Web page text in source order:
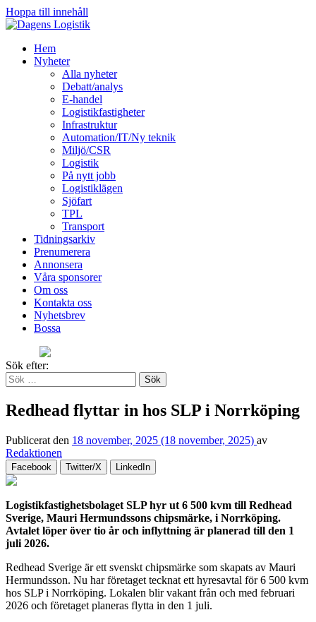
Hoppa till innehåll
Hem
Nyheter
Alla nyheter
Debatt/analys
E-handel
Logistikfastigheter
Infrastruktur
Automation/IT/Ny teknik
Miljö/CSR
Logistik
På nytt jobb
Logistiklägen
Sjöfart
TPL
Transport
Tidningsarkiv
Prenumerera
Annonsera
Våra sponsorer
Om oss
Kontakta oss
Nyhetsbrev
Bossa
Sök efter:
Redhead flyttar in hos SLP i Norrköping
Publicerat den 18 november, 2025 (18 november, 2025) av
Redaktionen
Facebook Twitter/X LinkedIn
Logistikfastighetsbolaget SLP hyr ut 6 500 kvm till Redhead
Sverige, Mauri Hermundssons chipsmärke, i Norrköping.
Avtalet löper över tio år och inflyttning är planerad till den 1
juli 2026.
Redhead Sverige är ett svenskt chipsmärke som skapats av Mauri
Hermundsson. Nu har företaget tecknat ett hyresavtal för 6 500 kvm
hos SLP i Norrköping. Lokalen blir vakant från och med februari
2026 och företaget planeras flytta in den 1 juli.